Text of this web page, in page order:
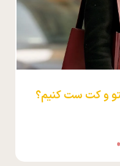
و کت ست کنیم؟